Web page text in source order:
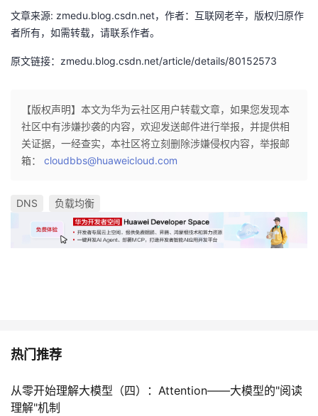
证
实
的
持
建
文章来源: zmedu.blog.csdn.net，作者：互联网老辛，版权归原作
者所有，如需转载，请联系作者。
原文链接：zmedu.blog.csdn.net/article/details/80152573
【版权声明】本文为华为云社区用户转载文章，如果您发现本
社区中有涉嫌抄袭的内容，欢迎发送邮件进行举报，并提供相
关证据，一经查实，本社区将立刻删除涉嫌侵权内容，举报邮
箱： cloudbbs@huaweicloud.com
DNS 负载均衡
热门推荐
从零开始理解大模型（四）：Attention——大模型的"阅读
理解"机制